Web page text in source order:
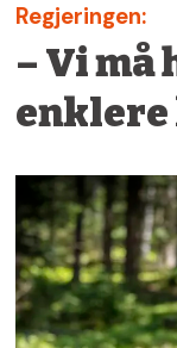
Regjeringen:
– Vi må